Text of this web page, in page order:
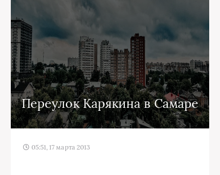
Переулок Карякина в Самаре
05:51, 17 марта 2013